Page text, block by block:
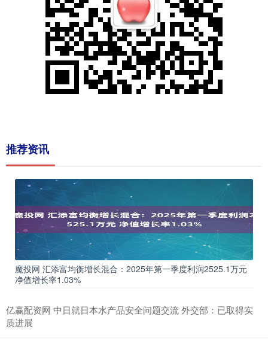
推荐资讯
魔投网 汇添富均衡增长混合：2025年第一季度利润2525.1万元
净值增长率1.03%
亿赢配资网 中日就日本水产品安全问题交流 外交部：已取得实
质进展